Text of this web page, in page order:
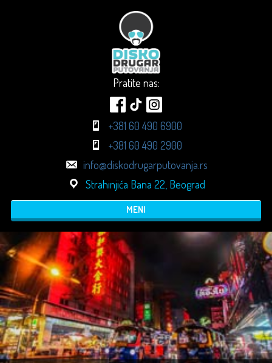
Pratite nas:
+381 60 490 6900
+381 60 490 2900
info@diskodrugarputovanja.rs
Strahinjića Bana 22, Beograd
MENI